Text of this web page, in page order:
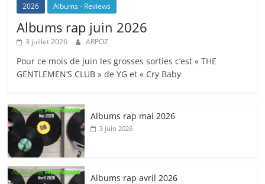
2026 Albums - Reviews
Albums rap juin 2026
3 juillet 2026 ARPOZ
Pour ce mois de juin les grosses sorties c’est « THE
GENTLEMEN’S CLUB » de YG et « Cry Baby
Albums rap mai 2026
3 juin 2026
Albums rap avril 2026